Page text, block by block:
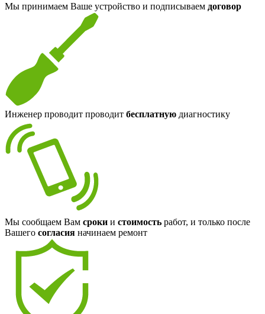
Мы принимаем Ваше устройство и подписываем договор
Инженер проводит проводит бесплатную диагностику
Мы сообщаем Вам сроки и стоимость работ, и только после
Вашего согласия начинаем ремонт